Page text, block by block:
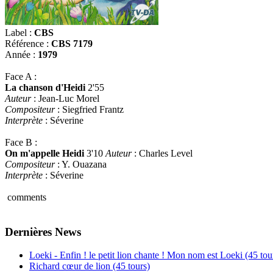
Label : CBS
Référence : CBS 7179
Année : 1979
Face A :
La chanson d'Heidi 2'55
Auteur: Jean-Luc Morel
Compositeur: Siegfried Frantz
Interprète : Séverine
Face B :
On m'appelle Heidi 3'10 Auteur: Charles Level
Compositeur: Y. Ouazana
Interprète : Séverine
comments
Dernières News
Loeki - Enfin ! le petit lion chante ! Mon nom est Loeki (45
Richard cœur de lion (45 tours)